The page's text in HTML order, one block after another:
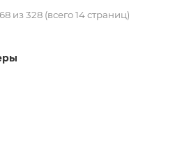
из 328 (всего 14 страниц)